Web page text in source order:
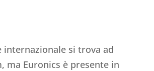
internazionale si trova ad
ma Euronics è presente in